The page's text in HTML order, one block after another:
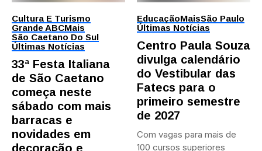
Cultura E Turismo
Grande ABCMais
São Caetano Do Sul
Últimas Notícias
33ª Festa Italiana
de São Caetano
começa neste
sábado com mais
barracas e
novidades em
decoração e
EducaçãoMaisSão Paulo
Últimas Notícias
Centro Paula Souza
divulga calendário
do Vestibular das
Fatecs para o
primeiro semestre
de 2027
Com vagas para mais de
100 cursos superiores